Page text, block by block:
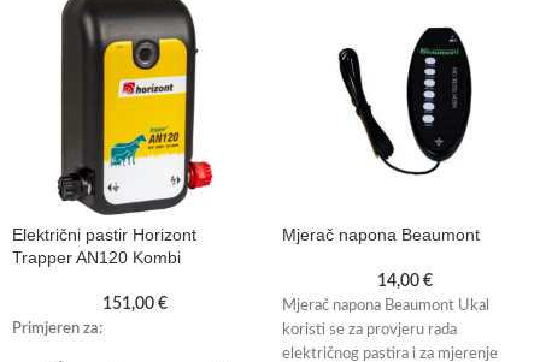
Električni pastir Horizont
Trapper AN120 Kombi
151,00 €
Primjeren za:
Mjerač napona Beaumont
14,00 €
Mjerač napona Beaumont Ukal
koristi se za provjeru rada
električnog pastira i za mjerenje